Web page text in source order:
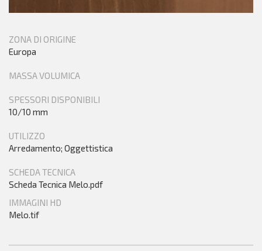
ZONA DI ORIGINE
Europa
MASSA VOLUMICA
SPESSORI DISPONIBILI
10/10 mm
UTILIZZO
Arredamento; Oggettistica
SCHEDA TECNICA
Scheda Tecnica Melo.pdf
IMMAGINI HD
Melo.tif